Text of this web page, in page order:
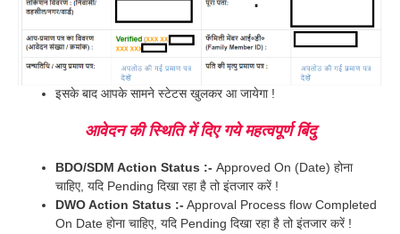
इसके बाद आपके सामने स्टेटस खुलकर आ जायेगा !
आवेदन की स्थिति में दिए गये महत्वपूर्ण बिंदु
BDO/SDM Action Status :- Approved On (Date) होना
चाहिए, यदि Pending दिखा रहा है तो इंतजार करें !
DWO Action Status :- Approval Process flow Completed
On Date होना चाहिए, यदि Pending दिखा रहा है तो इंतजार करें !